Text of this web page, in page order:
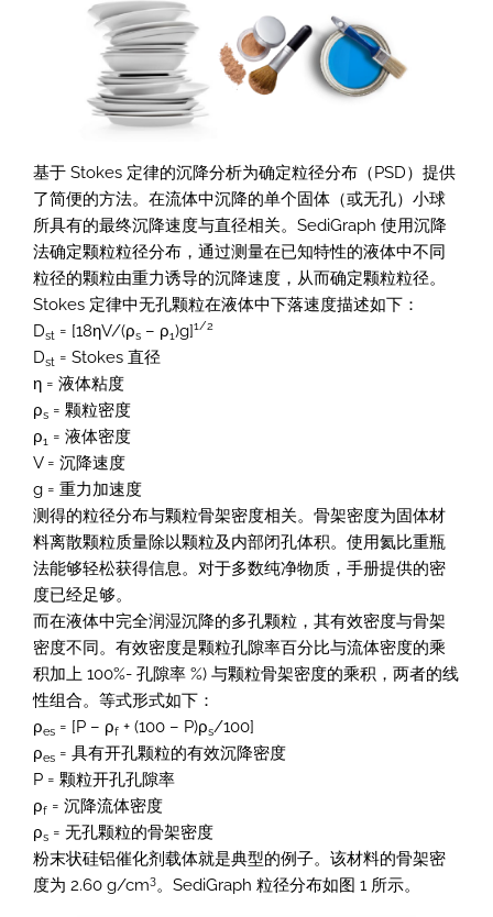
基于 Stokes 定律的沉降分析为确定粒径分布（PSD）提供
了简便的方法。在流体中沉降的单个固体（或无孔）小球
所具有的最终沉降速度与直径相关。SediGraph 使用沉降
法确定颗粒粒径分布，通过测量在已知特性的液体中不同
粒径的颗粒由重力诱导的沉降速度，从而确定颗粒粒径。
Stokes 定律中无孔颗粒在液体中下落速度描述如下：
Dst = [18ηV/(ρs – ρ1)g]1/2
Dst = Stokes 直径
η = 液体粘度
ρs = 颗粒密度
ρ1 = 液体密度
V = 沉降速度
g = 重力加速度
测得的粒径分布与颗粒骨架密度相关。骨架密度为固体材
料离散颗粒质量除以颗粒及内部闭孔体积。使用氦比重瓶
法能够轻松获得信息。对于多数纯净物质，手册提供的密
度已经足够。
而在液体中完全润湿沉降的多孔颗粒，其有效密度与骨架
密度不同。有效密度是颗粒孔隙率百分比与流体密度的乘
积加上 100%- 孔隙率 %) 与颗粒骨架密度的乘积，两者的线
性组合。等式形式如下：
ρes = [P – ρf + (100 – P)ρs/100]
ρes = 具有开孔颗粒的有效沉降密度
P = 颗粒开孔孔隙率
ρf = 沉降流体密度
ρs = 无孔颗粒的骨架密度
粉末状硅铝催化剂载体就是典型的例子。该材料的骨架密
度为 2.60 g/cm3。SediGraph 粒径分布如图 1 所示。